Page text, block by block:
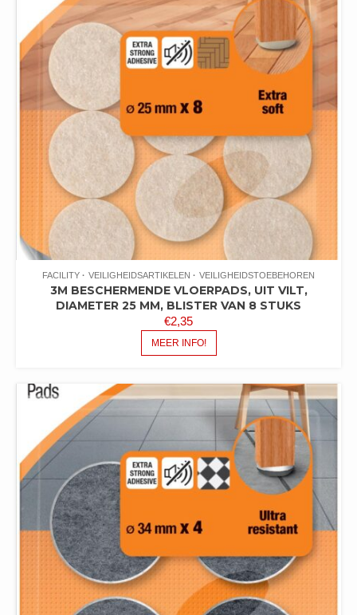
FACILITY VEILIGHEIDSARTIKELEN VEILIGHEIDSTOEBEHOREN
3M BESCHERMENDE VLOERPADS, UIT VILT,
DIAMETER 25 MM, BLISTER VAN 8 STUKS
€2,35
MEER INFO!